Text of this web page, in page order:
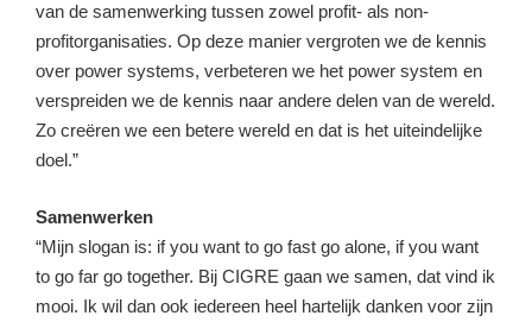
van de samenwerking tussen zowel profit- als non-
profitorganisaties. Op deze manier vergroten we de kennis
over power systems, verbeteren we het power system en
verspreiden we de kennis naar andere delen van de wereld.
Zo creëren we een betere wereld en dat is het uiteindelijke
doel.”
Samenwerken
“Mijn slogan is: if you want to go fast go alone, if you want
to go far go together. Bij CIGRE gaan we samen, dat vind ik
mooi. Ik wil dan ook iedereen heel hartelijk danken voor zijn